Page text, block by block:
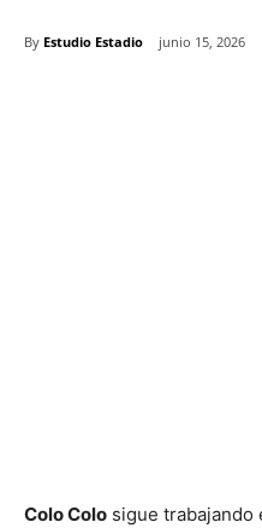
By Estudio Estadio junio 15, 2026
Colo Colo sigue trabajando